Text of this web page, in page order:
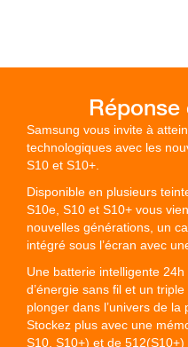
Samsung vous invite à
technologiques avec les
S10 et S10+.
Disponible en plusieurs
S10e, S10 et S10+ vous
nouvelles générations, un
intégré sous l’écran avec
Une batterie intelligente
d’énergie sans fil et un
plonger dans l’univers de la
Stockez plus avec une
S10, S10+) et de 512(S10+)